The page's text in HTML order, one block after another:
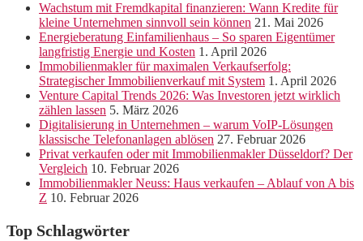
Wachstum mit Fremdkapital finanzieren: Wann Kredite für
kleine Unternehmen sinnvoll sein können 21. Mai 2026
Energieberatung Einfamilienhaus – So sparen Eigentümer
langfristig Energie und Kosten 1. April 2026
Immobilienmakler für maximalen Verkaufserfolg:
Strategischer Immobilienverkauf mit System 1. April 2026
Venture Capital Trends 2026: Was Investoren jetzt wirklich
zählen lassen 5. März 2026
Digitalisierung in Unternehmen – warum VoIP-Lösungen
klassische Telefonanlagen ablösen 27. Februar 2026
Privat verkaufen oder mit Immobilienmakler Düsseldorf? Der
Vergleich 10. Februar 2026
Immobilienmakler Neuss: Haus verkaufen – Ablauf von A bis
Z 10. Februar 2026
Top Schlagwörter